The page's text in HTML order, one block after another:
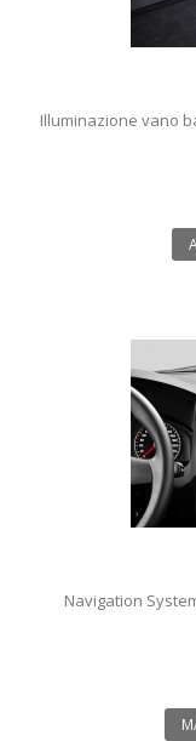
Illuminazione vano
Navigation